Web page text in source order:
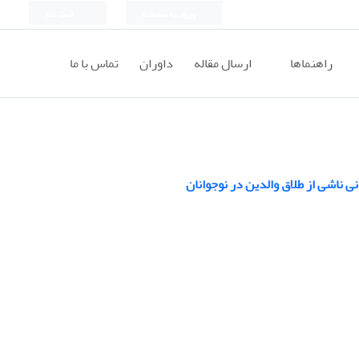
راهنماها ارسال مقاله داوران تماس با ما
از طلاق والدین در نوجوانان